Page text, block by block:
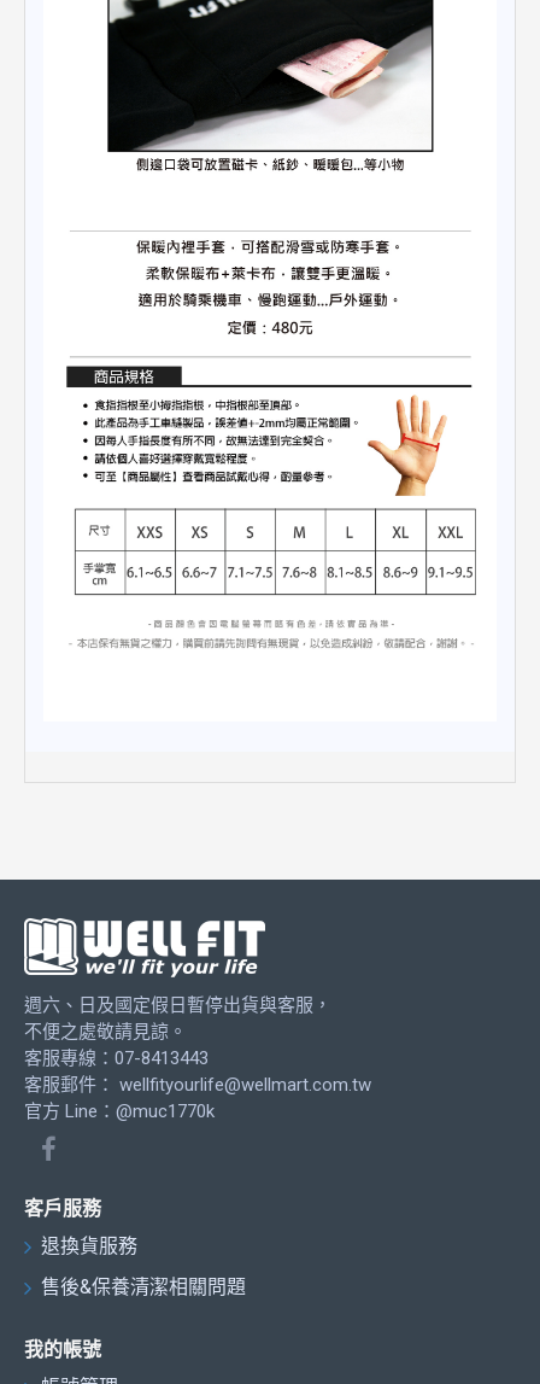
週六、日及國定假日暫停出貨與客服，
不便之處敬請見諒。
客服專線：07-8413443
客服郵件： wellfityourlife@wellmart.com.tw
官方 Line：@muc1770k
客戶服務
退換貨服務
售後&保養清潔相關問題
我的帳號